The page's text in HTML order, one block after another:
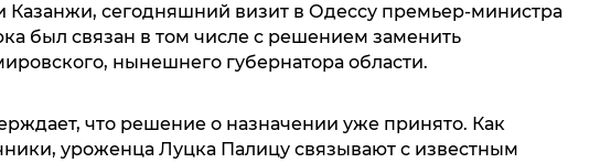
сегодняшний визит в Одессу премьер-министра
был связан в том числе с решением заменить
нынешнего губернатора области.
что решение о назначении уже принято. Как
уроженца Луцка Палицу связывают с известным